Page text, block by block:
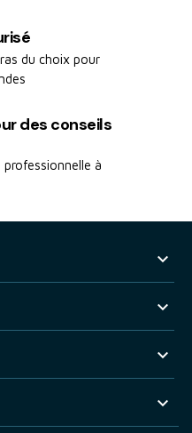
du choix pour
des conseils
à



